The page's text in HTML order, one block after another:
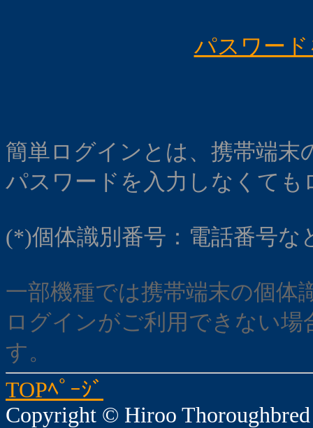
パスワー
簡単ログインとは、携帯端末
パスワードを入力しなくて
(*)個体識別番号：電話番号
一部機種では携帯端末の個体
ログインがご利用できない
す。
TOPﾍﾟｰｼﾞ
Copyright © Hiroo